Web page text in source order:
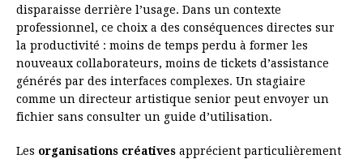
disparaisse derrière l’usage. Dans un contexte
professionnel, ce choix a des conséquences directes sur
la productivité : moins de temps perdu à former les
nouveaux collaborateurs, moins de tickets d’assistance
générés par des interfaces complexes. Un stagiaire
comme un directeur artistique senior peut envoyer un
fichier sans consulter un guide d’utilisation.
Les organisations créatives apprécient particulièrement